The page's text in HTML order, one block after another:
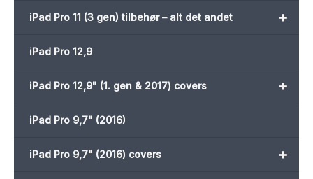
+
iPad Pro 11 (3 gen) tilbehør – alt det andet
iPad Pro 12,9
+
iPad Pro 12,9" (1. gen & 2017) covers
iPad Pro 9,7" (2016)
+
iPad Pro 9,7" (2016) covers